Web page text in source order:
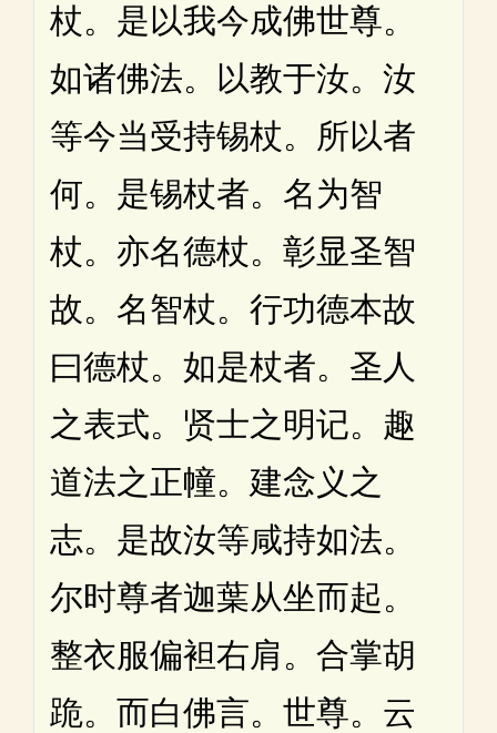
杖。是以我今成佛世尊。
如诸佛法。以教于汝。汝
等今当受持锡杖。所以者
何。是锡杖者。名为智
杖。亦名德杖。彰显圣智
故。名智杖。行功德本故
曰德杖。如是杖者。圣人
之表式。贤士之明记。趣
道法之正幢。建念义之
志。是故汝等咸持如法。
尔时尊者迦葉从坐而起。
整衣服偏袒右肩。合掌胡
跪。而白佛言。世尊。云